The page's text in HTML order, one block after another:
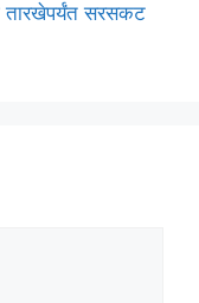
तारखेपर्यंत सरसकट